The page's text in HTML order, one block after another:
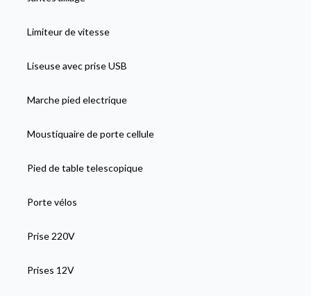
Limiteur de vitesse
Liseuse avec prise USB
Marche pied electrique
Moustiquaire de porte cellule
Pied de table telescopique
Porte vélos
Prise 220V
Prises 12V